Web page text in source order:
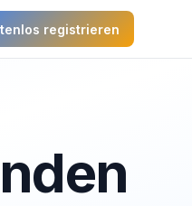
registrieren